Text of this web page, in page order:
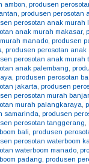
ambon produsen
produsen perosotan
perosotan anak murah
anak murah makasar,
manado, produsen
produsen perosotan anak
perosotan anak murah
anak palembang
produsen perosotan
jakarta produsen
perosotan murah
murah palangkaraya
samarinda produsen
perosotan tanggerang
bali produsen
perosotan waterboom
waterboom manado,
padang produsen